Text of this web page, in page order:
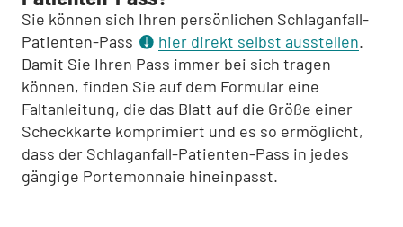
Sie können sich Ihren persönlichen Schlaganfall-
Patienten-Pass
hier direkt selbst ausstellen.
Damit Sie Ihren Pass immer bei sich tragen
können, finden Sie auf dem Formular eine
Faltanleitung, die das Blatt auf die Größe einer
Scheckkarte komprimiert und es so ermöglicht,
dass der Schlaganfall-Patienten-Pass in jedes
gängige Portemonnaie hineinpasst.